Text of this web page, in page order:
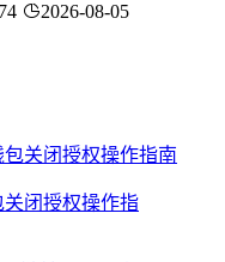
2026-08-05
关闭授权操作指